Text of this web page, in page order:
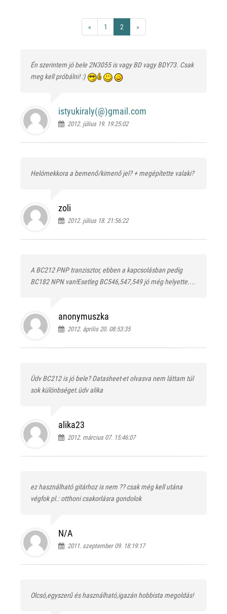
« 1 2 »
Én szerintem jó bele 2N3055 is vagy BD vagy BDY73. Csak
meg kell próbálni! :)
istyukiraly(@)gmail.com
2012. július 19. 19:25:02
Helómekkora a bemenő/kimenő jel? + megépítette valaki?
zoli
2012. július 18. 21:56:22
A BC212 PNP tranzisztor, ebben a kapcsolásban pedig
BC182 NPN van!Esetleg BC546,547,549 jó még helyette....
anonymuszka
2012. április 20. 08:53:35
Üdv BC212 is jó bele? Datasheet-et olvasva nem láttam túl
sok különbséget.üdv alika
alika23
2012. március 07. 15:46:07
ez használható gitárhoz is nem ?? csak még kell utána
végfok pl.: otthoni csakorlásra gondolok
N/A
2011. szeptember 09. 18:19:17
Olcsó,egyszerű és használható,igazán hobbista megoldás!